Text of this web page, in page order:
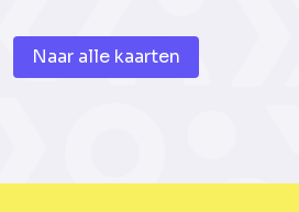
Naar alle kaarten